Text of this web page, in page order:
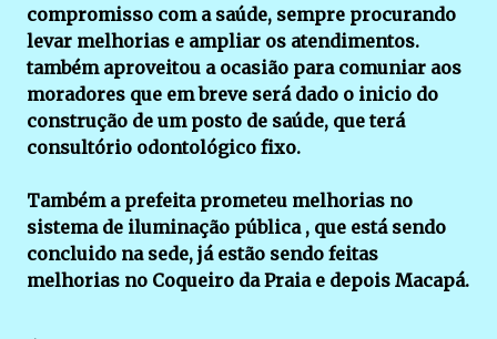
compromisso com a saúde, sempre procurando
levar melhorias e ampliar os atendimentos.
também aproveitou a ocasião para comuniar aos
moradores que em breve será dado o inicio do
construção de um posto de saúde, que terá
consultório odontológico fixo.
Também a prefeita prometeu melhorias no
sistema de iluminação pública , que está sendo
concluido na sede, já estão sendo feitas
melhorias no Coqueiro da Praia e depois Macapá.